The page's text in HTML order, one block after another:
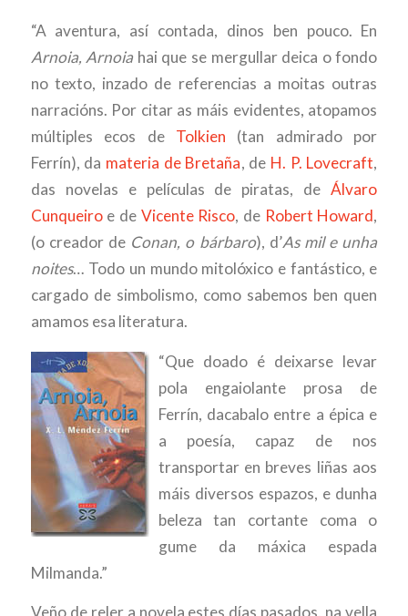
“A aventura, así contada, dinos ben pouco. En
Arnoia, Arnoia hai que se mergullar deica o fondo
no texto, inzado de referencias a moitas outras
narracións. Por citar as máis evidentes, atopamos
múltiples ecos de Tolkien (tan admirado por
Ferrín), da materia de Bretaña, de H. P. Lovecraft,
das novelas e películas de piratas, deÁlvaro
Cunqueiroe de Vicente Risco, de Robert Howard,
(o creador de Conan, o bárbaro), d’As mil e unha
noites… Todo un mundo mitolóxico e fantástico, e
cargado de simbolismo, como sabemos ben quen
amamos esa literatura.
“Que doado é deixarse levar
pola engaiolante prosa de
Ferrín, dacabalo entre a épica e
a poesía, capaz de nos
transportar en breves liñas aos
máis diversos espazos, e dunha
beleza tan cortante coma o
gume da máxica espada
Milmanda.”